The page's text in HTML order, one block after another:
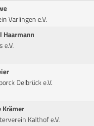
Varlingen e.V.
Haarmann
e.V.
Delbrück e.V.
Krämer
Kalthof e.V.